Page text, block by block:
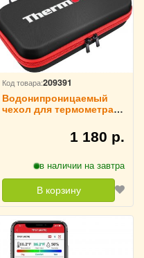
Код товара:209391
Водонипроницаемый
чехол для термометра
1 180 р.
в наличии на завтра
В корзину